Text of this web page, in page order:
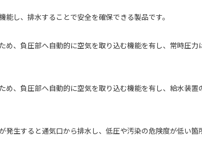
し、排水することで安全を確保できる製品です。
、負圧部へ自動的に空気を取り込む機能を有し、常時圧
、負圧部へ自動的に空気を取り込む機能を有し、給水装
生すると通気口から排水し、低圧や汚染の危険度が低い